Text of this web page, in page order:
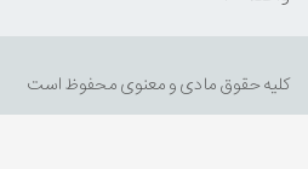
کلیه حقوق مادی و معنوی محفوظ است